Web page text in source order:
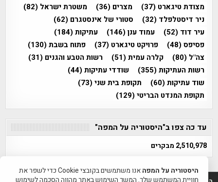
מצודת טיגארט (37) מצרים (36) משטרת ישראל (82)
ניר דיסטלפלד (32) סטורי של אינסטגרם (62)
עיר דוד (52) עמוד ענן(146) עתיקות(184)
פסיפס(48) פרויקט טיגארט (37) פתוח בשבת(130)
צה"ל (80) קלרה עמית(51) רשות הטבע והגנים (31)
רשות העתיקות(355) שודדי עתיקות(44)
שוד עתיקות(60) תקופת בית שני(73)
תקופת המנדט הבריטי(129)
עד כה צפו ב"היסטוריה על המפה"
2,510,978 מבקרים
היסטוריה על המפה
אנו משתמשים בקובצי Cookie כדי לשפר את
חוויית המשתמש שלך. המשך השימוש באתר מהווה הסכמה לשימוש